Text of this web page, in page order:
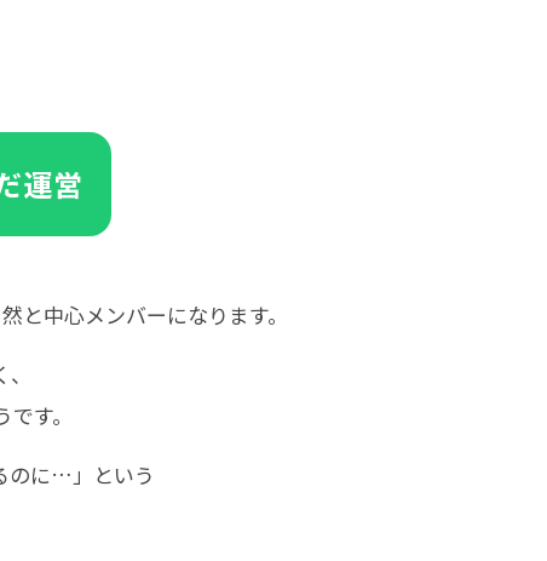
運営
中心メンバーになります。
す。
のに…」という